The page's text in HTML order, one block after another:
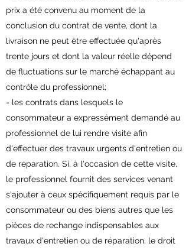
prix a été convenu au moment de la
conclusion du contrat de vente, dont la
livraison ne peut être effectuée qu'après
trente jours et dont la valeur réelle dépend
de fluctuations sur le marché échappant au
contrôle du professionnel;
- les contrats dans lesquels le
consommateur a expressément demandé au
professionnel de lui rendre visite afin
d'effectuer des travaux urgents d'entretien ou
de réparation. Si, à l'occasion de cette visite,
le professionnel fournit des services venant
s'ajouter à ceux spécifiquement requis par le
consommateur ou des biens autres que les
pièces de rechange indispensables aux
travaux d'entretien ou de réparation, le droit